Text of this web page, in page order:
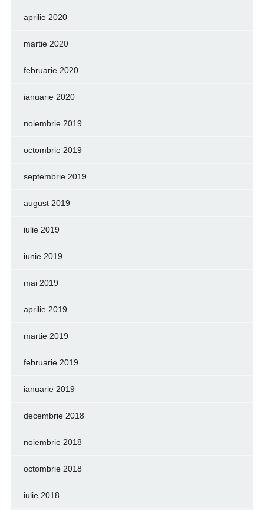
aprilie 2020
martie 2020
februarie 2020
ianuarie 2020
noiembrie 2019
octombrie 2019
septembrie 2019
august 2019
iulie 2019
iunie 2019
mai 2019
aprilie 2019
martie 2019
februarie 2019
ianuarie 2019
decembrie 2018
noiembrie 2018
octombrie 2018
iulie 2018